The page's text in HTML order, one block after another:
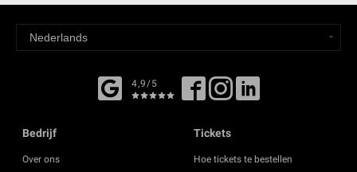
4,9/5
Bedrijf
Over ons
Tickets
Hoe tickets te bestellen